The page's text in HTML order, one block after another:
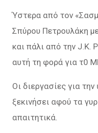
Ύστερα από τον
Σπύρου Πετρουλάκη
και πάλι από την J.K.
αυτή τη φορά για τ0
Οι διεργασίες για
ξεκινήσει αφού τα
απαιτητικά.